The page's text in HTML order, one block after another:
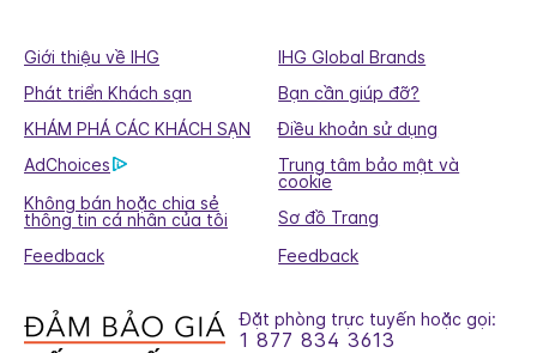
Giới thiệu về IHG
IHG Global Brands
Phát triển Khách sạn
Bạn cần giúp đỡ?
KHÁM PHÁ CÁC KHÁCH SẠN
Điều khoản sử dụng
AdChoices
Trung tâm bảo mật và
cookie
Không bán hoặc chia sẻ
thông tin cá nhân của tôi
Sơ đồ Trang
Feedback
Feedback
Đặt phòng trực tuyến hoặc gọi:
1 877 834 3613